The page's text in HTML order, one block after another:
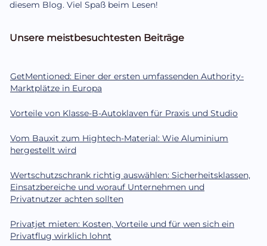
diesem Blog. Viel Spaß beim Lesen!
Unsere meistbesuchtesten Beiträge
GetMentioned: Einer der ersten umfassenden Authority-
Marktplätze in Europa
Vorteile von Klasse-B-Autoklaven für Praxis und Studio
Vom Bauxit zum Hightech-Material: Wie Aluminium
hergestellt wird
Wertschutzschrank richtig auswählen: Sicherheitsklassen,
Einsatzbereiche und worauf Unternehmen und
Privatnutzer achten sollten
Privatjet mieten: Kosten, Vorteile und für wen sich ein
Privatflug wirklich lohnt